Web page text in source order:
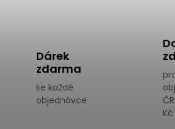
Dárek
zdarma
ke každé
objednávce
Kč